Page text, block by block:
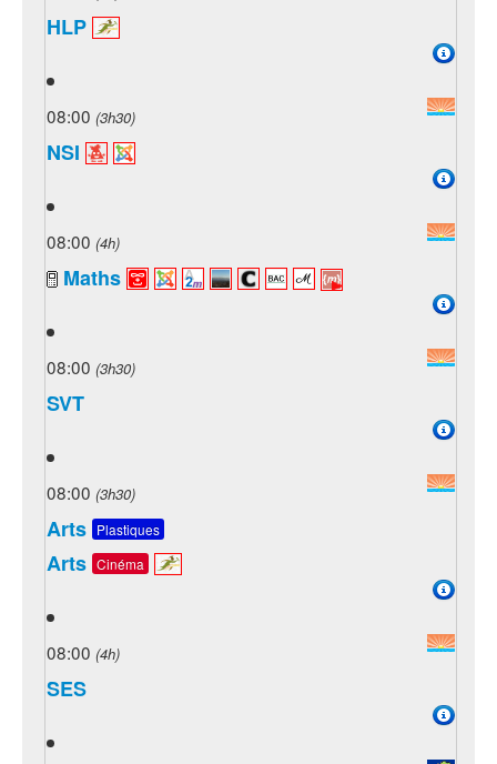
HLP
08:00 (3h30)
NSI
08:00 (4h)
Maths
08:00 (3h30)
SVT
08:00 (3h30)
Arts Plastiques
Arts Cinéma
08:00 (4h)
SES